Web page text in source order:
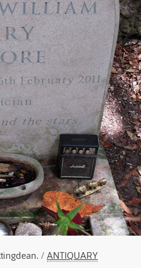
/ ANTIQUARY